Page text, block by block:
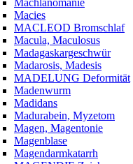
Machlänomanie
Macies
MACLEOD Bromschlaf
Macula, Maculosus
Madagaskargeschwür
Madarosis, Madesis
MADELUNG Deformität
Madenwurm
Madidans
Madurabein, Myzetom
Magen, Magentonie
Magenblase
Magendarmkatarrh